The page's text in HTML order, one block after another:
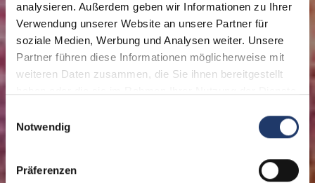
analysieren. Außerdem geben wir Informationen zu Ihrer
Verwendung unserer Website an unsere Partner für
soziale Medien, Werbung und Analysen weiter. Unsere
Partner führen diese Informationen möglicherweise mit
weiteren Daten zusammen, die Sie ihnen bereitgestellt
Notwendig
Präferenzen